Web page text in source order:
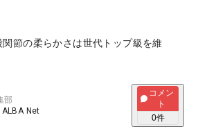
節の柔らかさは世代トップ級を維
部
ALBA Net
コメン
ト
0件